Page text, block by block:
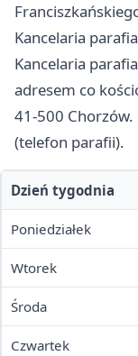
Kancelaria
Kancelaria
adresem co
41-500
(telefon parafii).
Dzień tygodnia
Poniedziałek
Wtorek
Środa
Czwartek